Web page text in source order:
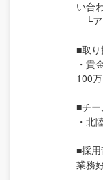
い合
└ア
■取
・貴
100
■チ
・北
■採
業務